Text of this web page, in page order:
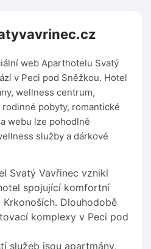
web Aparthotelu Svatý
v Peci pod Sněžkou. Hotel
wellness centrum,
pobyty, romantické
webu lze pohodlně
služby a dárkové
Svatý Vavřinec vznikl
spojující komfortní
Dlouhodobě
komplexy v Peci pod
služeb jsou apartmány,